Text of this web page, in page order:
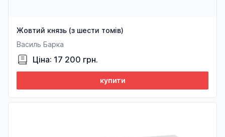
Жовтий князь (з шести томів)
Василь Барка
Ціна: 17 200 грн.
купити